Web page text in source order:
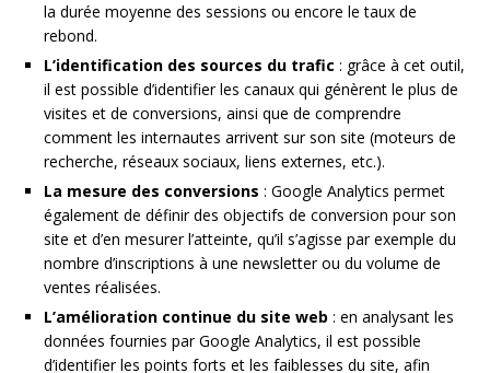
la durée moyenne des sessions ou encore le taux de
rebond.
L’identification des sources du trafic : grâce à cet outil,
il est possible d’identifier les canaux qui génèrent le plus de
visites et de conversions, ainsi que de comprendre
comment les internautes arrivent sur son site (moteurs de
recherche, réseaux sociaux, liens externes, etc.).
La mesure des conversions : Google Analytics permet
également de définir des objectifs de conversion pour son
site et d’en mesurer l’atteinte, qu’il s’agisse par exemple du
nombre d’inscriptions à une newsletter ou du volume de
ventes réalisées.
L’amélioration continue du site web : en analysant les
données fournies par Google Analytics, il est possible
d’identifier les points forts et les faiblesses du site, afin